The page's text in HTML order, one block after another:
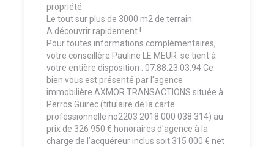
propriété.
Le tout sur plus de 3000 m2 de terrain.
A découvrir rapidement !
Pour toutes informations complémentaires,
votre conseillère Pauline LE MEUR se tient à
votre entière disposition : 07.88.23.03.94 Ce
bien vous est présenté par l'agence
immobilière AXMOR TRANSACTIONS située à
Perros Guirec (titulaire de la carte
professionnelle no2203 2018 000 038 314) au
prix de 326 950 € honoraires d'agence à la
charge de l’acquéreur inclus soit 315 000 € net